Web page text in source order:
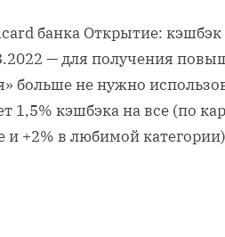
банка Открытие:
— для получения
больше не нужно
1,5% кэшбэка на все (по
и +2% в любимой